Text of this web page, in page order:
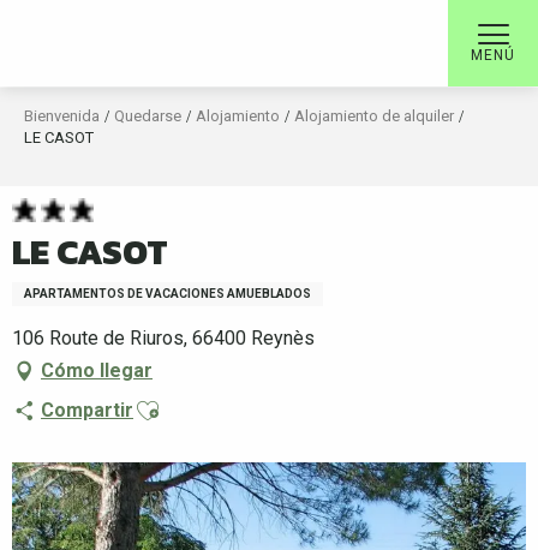
MENÚ
Bienvenida Quedarse Alojamiento
Alojamiento de alquiler
LE CASOT
LE CASOT
APARTAMENTOS DE VACACIONES AMUEBLADOS
106 Route de Riuros, 66400 Reynès
Cómo llegar
Compartir Ajouter aux favoris